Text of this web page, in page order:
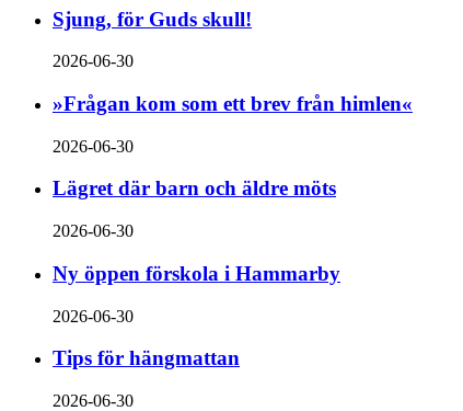
Sjung, för Guds skull!
2026-06-30
»Frågan kom som ett brev från himlen«
2026-06-30
Lägret där barn och äldre möts
2026-06-30
Ny öppen förskola i Hammarby
2026-06-30
Tips för hängmattan
2026-06-30